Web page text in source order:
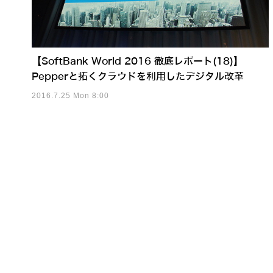
【SoftBank World 2016 徹底レポート(18)】
Pepperと拓くクラウドを利用したデジタル改革
2016.7.25 Mon 8:00